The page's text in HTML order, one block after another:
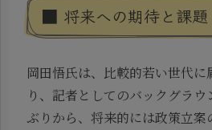
■ 将来への期待と課題
岡田悟氏は、比較的若い世代に
り、記者としてのバックグラ
ぶりから、将来的には政策立案